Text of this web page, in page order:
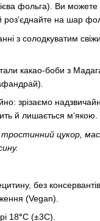
фольга). Ви можете
роз’єднайте на шар
з солодкуватим
какао-боби з
зрізаємо
й лишається м‘якою.
цукор,
без консервантів.
(Vegan).
18°С (±3С).